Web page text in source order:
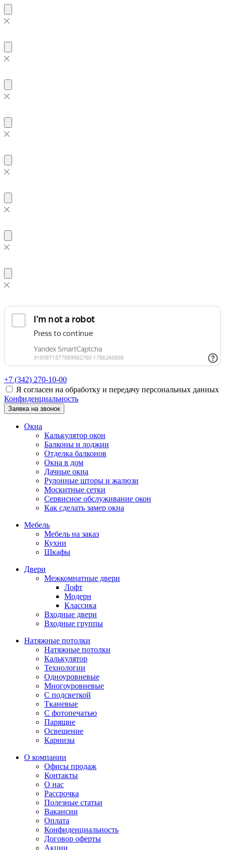
+7 (342) 270-10-00
Я согласен на обработку и передачу персональных данных
Конфиденциальность
Заявка на звонок
Окна
Калькулятор окон
Балконы и лоджии
Отделка балконов
Окна в дом
Дачные окна
Рулонные шторы и жалюзи
Москитные сетки
Сервисное обслуживание окон
Как сделать замер окна
Мебель
Мебель на заказ
Кухни
Шкафы
Двери
Межкомнатные двери
Лофт
Модерн
Классика
Входные двери
Входные группы
Натяжные потолки
Натяжные потолки
Калькулятор
Технологии
Одноуровневые
Многоуровневые
С подсветкой
Тканевые
С фотопечатью
Парящие
Освещение
Карнизы
О компании
Офисы продаж
Контакты
О нас
Рассрочка
Полезные статьи
Вакансии
Оплата
Конфиденциальность
Договор оферты
Акции